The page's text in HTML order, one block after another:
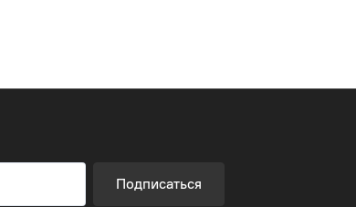
Подписаться